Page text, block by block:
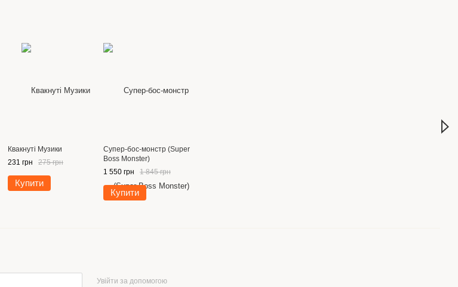
Квакнуті Музики
231 грн
275 грн
Купити
Супер-бос-монстр (Super
Boss Monster)
1 550 грн
1 845 грн
Купити
Увійти за допомогою